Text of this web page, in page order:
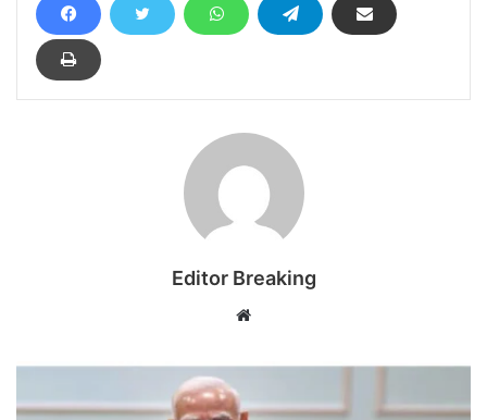
Editor Breaking
Website